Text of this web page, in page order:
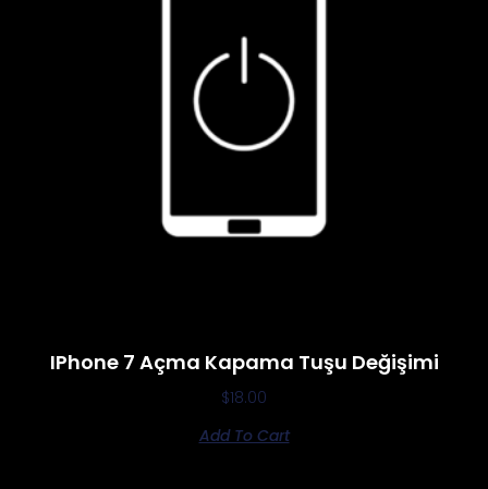
IPhone 7 Açma Kapama Tuşu Değişimi
$18.00
Add To Cart